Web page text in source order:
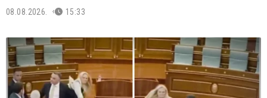
08.08.2026. 15:33